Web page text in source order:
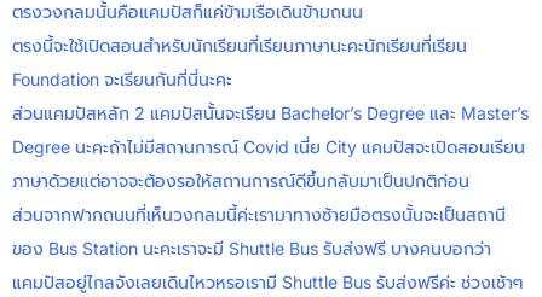
ตรงวงกลมนั้นคือแคมปัสก็แค่ข้ามเรือเดินข้ามถนน
ตรงนี้จะใช้เปิดสอนสำหรับนักเรียนที่เรียนภาษานะคะนักเรียนที่เรียน
Foundation จะเรียนกันที่นี่นะคะ
ส่วนแคมปัสหลัก 2 แคมปัสนั้นจะเรียน Bachelor’s Degree และ Master’s
Degree นะคะถ้าไม่มีสถานการณ์ Covid เนี่ย City แคมปัสจะเปิดสอนเรียน
ภาษาด้วยแต่อาจจะต้องรอให้สถานการณ์ดีขึ้นกลับมาเป็นปกติก่อน
ส่วนจากฟากถนนที่เห็นวงกลมนี้ค่ะเรามาทางซ้ายมือตรงนั้นจะเป็นสถานี
ของ Bus Station นะคะเราจะมี Shuttle Bus รับส่งฟรี บางคนบอกว่า
แคมปัสอยู่ไกลจังเลยเดินไหวหรอเรามี Shuttle Bus รับส่งฟรีค่ะ ช่วงเช้าๆ